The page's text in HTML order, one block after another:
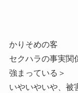
かりそめの客
セクハラの事実関
強まっている＞
いやいやいや、被